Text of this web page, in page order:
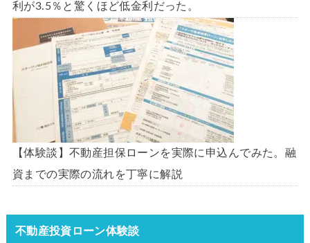
利が3.5％と驚くほど低金利だった。
【体験談】不動産担保ローンを実際に申込んでみた。融
資までの実際の流れを丁寧に解説
不動産投資ローン体験談